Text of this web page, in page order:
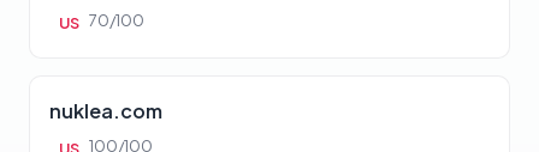
US 70/100
nuklea.com
100/100